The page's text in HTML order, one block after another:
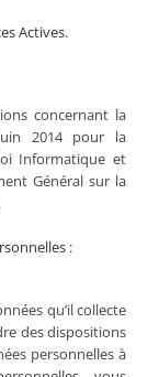
Actives.
concernant la
2014 pour la
Informatique et
Général sur la
:
qu’il collecte
des dispositions
personnelles à